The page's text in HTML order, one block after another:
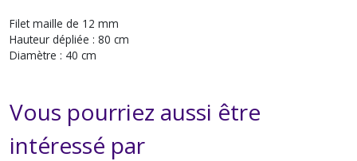
Filet maille de 12 mm
Hauteur dépliée : 80 cm
Diamètre : 40 cm
Vous pourriez aussi être
intéressé par